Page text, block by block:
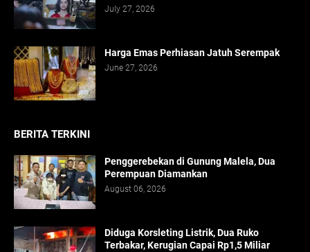
July 27, 2026
Harga Emas Perhiasan Jatuh Serempak
June 27, 2026
BERITA TERKINI
Penggerebekan di Gunung Malela, Dua
Perempuan Diamankan
August 06, 2026
Diduga Korsleting Listrik, Dua Ruko
Terbakar, Kerugian Capai Rp1,5 Miliar